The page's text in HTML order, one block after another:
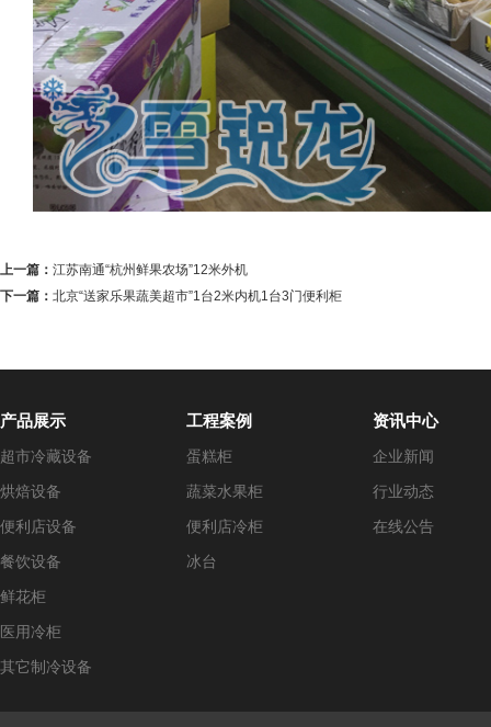
上一篇： 江苏南通“杭州鲜果农场”12米外机
下一篇： 北京“送家乐果蔬美超市”1台2米内机1台3门便利柜
产品展示
超市冷藏设备
烘焙设备
便利店设备
餐饮设备
鲜花柜
医用冷柜
其它制冷设备
工程案例
蛋糕柜
蔬菜水果柜
便利店冷柜
冰台
资讯中心
企业新闻
行业动态
在线公告